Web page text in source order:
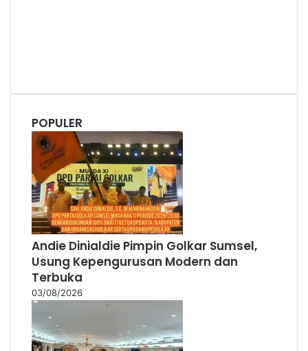
Andie Dinialdie Pimpin Golkar Sumsel,
Usung Kepengurusan Modern dan
Terbuka
03/08/2026
IPB Training Genjot Produktivitas Sawit
OKU, 91 Pekebun Dibekali Teknik Modern
29/07/2026